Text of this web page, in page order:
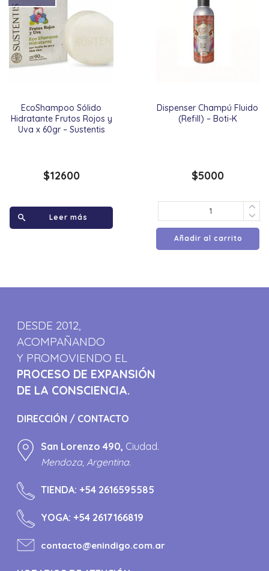
EcoShampoo Sólido
Hidratante Frutos Rojos y
Uva x 60gr – Sustentis
$12600
Leer más
Dispenser Champú Fluido
(Refill) – Boti-K
$5000
Añadir al carrito
DESDE 2012,
ACOMPAÑANDO
Y PROMOVIENDO EL
PROCESO DE EXPANSIÓN
DE LA CONSCIENCIA.
DIRECCIÓN / CONTACTO
San Lorenzo 490, Ciudad.
Mendoza, Argentina.
TIENDA:+54 2616595585
YOGA:+54 2617166819
contacto@enindigo.com.ar